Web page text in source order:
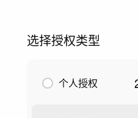
选择授权类型
个人授权